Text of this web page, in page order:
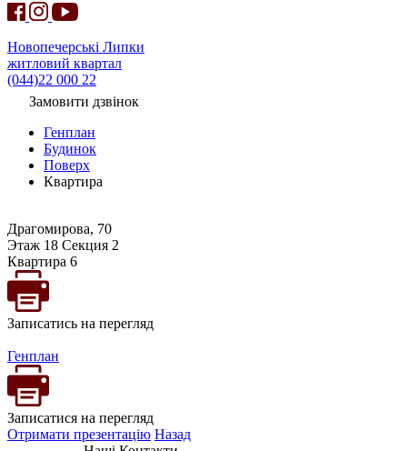
Новопечерські Липки
житловий квартал
(044)22 000 22
Замовити дзвінок
Генплан
Будинок
Поверх
Квартира
Драгомирова, 70
Этаж 18 Секция 2
Квартира 6
Записатись на перегляд
Генплан
Записатися на перегляд
Отримати презентацію Назад